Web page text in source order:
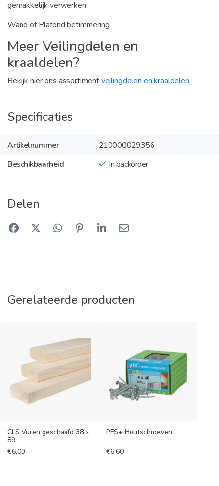
gemakkelijk verwerken.
Wand of Plafond betimmering.
Meer Veilingdelen en
kraaldelen?
Bekijk hier ons assortimentveilingdelen en kraaldelen.
Specificaties
Artikelnummer
210000029356
Beschikbaarheid
In backorder
Delen
Gerelateerde producten
CLS Vuren geschaafd 38 x
89
€6,00
PFS+ Houtschroeven
€6,60